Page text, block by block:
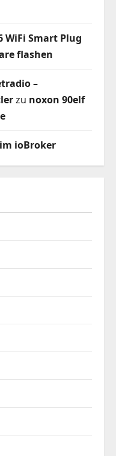
WiFi Smart Plug
flashen
–
zu noxon 90elf
ioBroker